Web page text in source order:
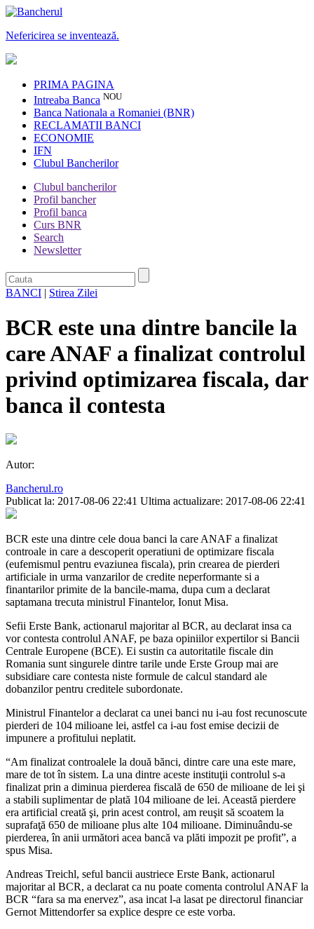
Nefericirea se inventează.
PRIMA PAGINA
Intreaba Banca NOU
Banca Nationala a Romaniei (BNR)
RECLAMATII BANCI
ECONOMIE
IFN
Clubul Bancherilor
Clubul bancherilor
Profil bancher
Profil banca
Curs BNR
Search
Newsletter
BANCI | Stirea Zilei
BCR este una dintre bancile la
care ANAF a finalizat controlul
privind optimizarea fiscala, dar
banca il contesta
Autor:
Bancherul.ro
Publicat la: 2017-08-06 22:41 Ultima actualizare: 2017-08-06 22:41
BCR este una dintre cele doua banci la care ANAF a finalizat
controale in care a descoperit operatiuni de optimizare fiscala
(eufemismul pentru evaziunea fiscala), prin crearea de pierderi
artificiale in urma vanzarilor de credite neperformante si a
finantarilor primite de la bancile-mama, dupa cum a declarat
saptamana trecuta ministrul Finantelor, Ionut Misa.
Sefii Erste Bank, actionarul majoritar al BCR, au declarat insa ca
vor contesta controlul ANAF, pe baza opiniilor expertilor si Bancii
Centrale Europene (BCE). Ei sustin ca autoritatile fiscale din
Romania sunt singurele dintre tarile unde Erste Group mai are
subsidiare care contesta niste formule de calcul standard ale
dobanzilor pentru creditele subordonate.
Ministrul Finantelor a declarat ca unei banci nu i-au fost recunoscute
pierderi de 104 milioane lei, astfel ca i-au fost emise decizii de
impunere a profitului neplatit.
“Am finalizat controalele la două bănci, dintre care una este mare,
mare de tot în sistem. La una dintre aceste instituţii controlul s-a
finalizat prin a diminua pierderea fiscală de 650 de milioane de lei şi
a stabili suplimentar de plată 104 milioane de lei. Această pierdere
era artificial creată şi, prin acest control, am reuşit să scoatem la
suprafaţă 650 de milioane plus alte 104 milioane. Diminuându-se
pierderea, în anii următori acea bancă va plăti impozit pe profit”, a
spus Misa.
Andreas Treichl, seful bancii austriece Erste Bank, actionarul
majoritar al BCR, a declarat ca nu poate comenta controlul ANAF la
BCR “fara sa ma enervez”, asa incat l-a lasat pe directorul financiar
Gernot Mittendorfer sa explice despre ce este vorba.